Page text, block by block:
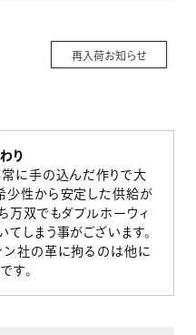
再入荷お知らせ
り
常に手の込んだ作りで大
少性から安定した供給が
万双でもダブルホーウィ
しまう事がございます。
ン社の革に拘るのは他に
す。